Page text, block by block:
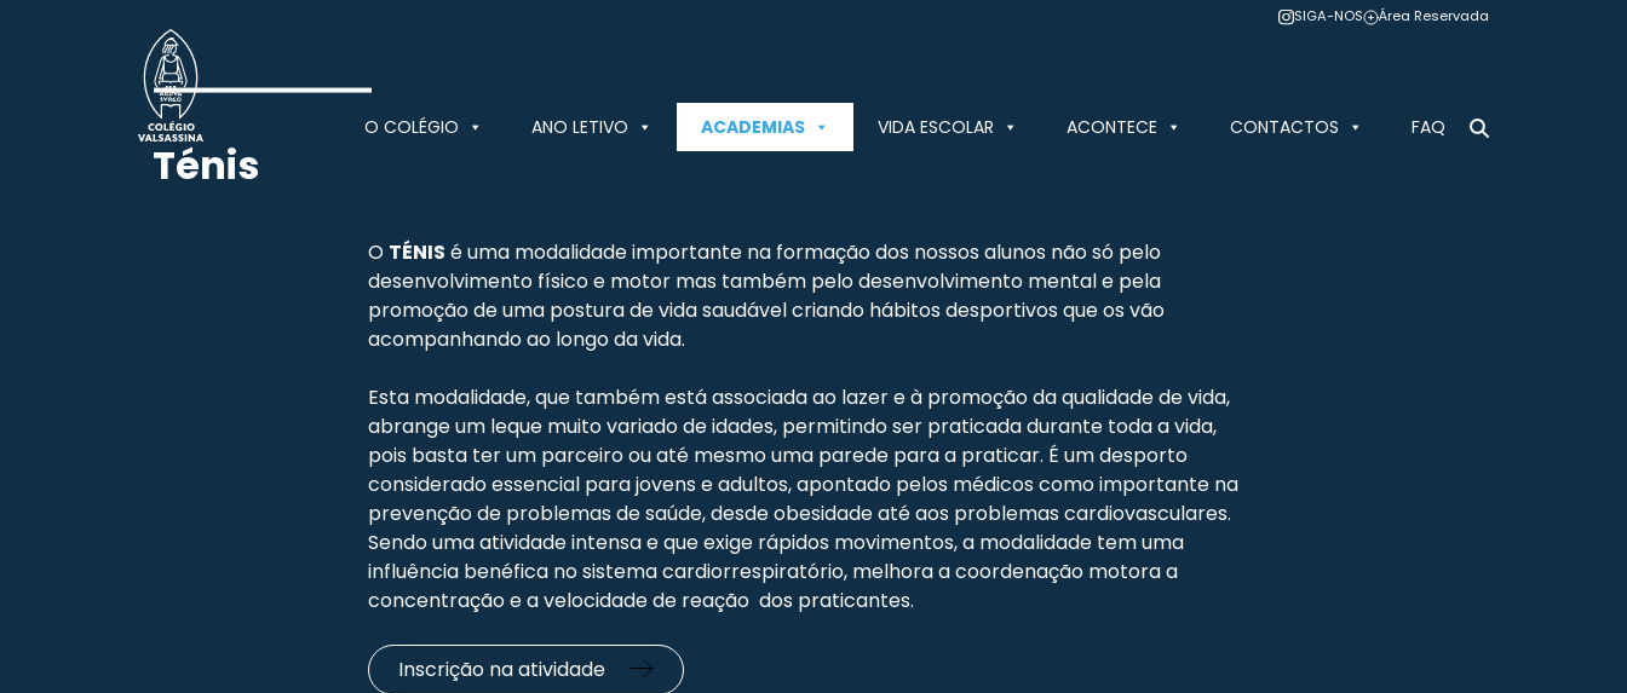
SIGA-NOS Área Reservada
Colégio Valsassina
O COLÉGIO ANO LETIVO ACADEMIAS VIDA ESCOLAR ACONTECE CONTACTOS FAQ
Ténis
O TÉNIS é uma modalidade importante na formação dos nossos alunos não só pelo
desenvolvimento físico e motor mas também pelo desenvolvimento mental e pela
promoção de uma postura de vida saudável criando hábitos desportivos que os vão
acompanhando ao longo da vida.
Esta modalidade, que também está associada ao lazer e à promoção da qualidade de vida,
abrange um leque muito variado de idades, permitindo ser praticada durante toda a vida,
pois basta ter um parceiro ou até mesmo uma parede para a praticar. É um desporto
considerado essencial para jovens e adultos, apontado pelos médicos como importante na
prevenção de problemas de saúde, desde obesidade até aos problemas cardiovasculares.
Sendo uma atividade intensa e que exige rápidos movimentos, a modalidade tem uma
influência benéfica no sistema cardiorrespiratório, melhora a coordenação motora a
concentração e a velocidade de reação dos praticantes.
Inscrição na atividade